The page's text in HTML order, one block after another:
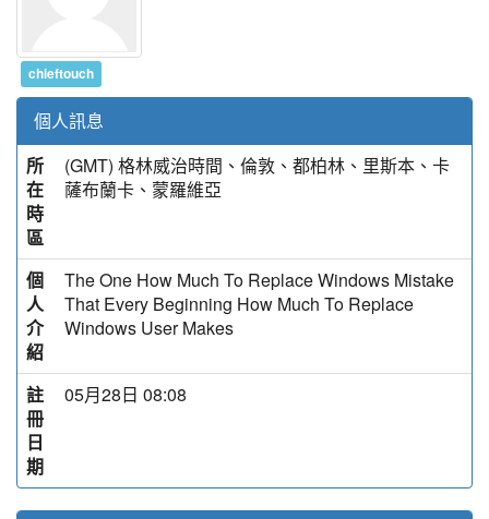
chieftouch
個人訊息
所
在
時
區
(GMT) 格林威治時間、倫敦、都柏林、里斯本、卡
薩布蘭卡、蒙羅維亞
個
人
介
紹
The One How Much To Replace Windows Mistake
That Every Beginning How Much To Replace
Windows User Makes
註
冊
日
期
05月28日 08:08